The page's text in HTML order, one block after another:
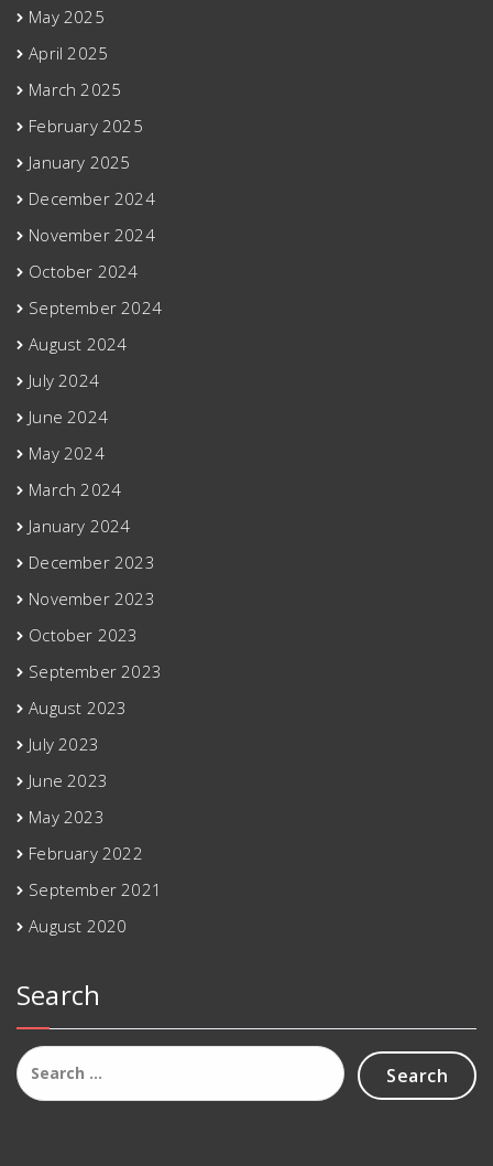
May 2025
April 2025
March 2025
February 2025
January 2025
December 2024
November 2024
October 2024
September 2024
August 2024
July 2024
June 2024
May 2024
March 2024
January 2024
December 2023
November 2023
October 2023
September 2023
August 2023
July 2023
June 2023
May 2023
February 2022
September 2021
August 2020
Search
Search
for: